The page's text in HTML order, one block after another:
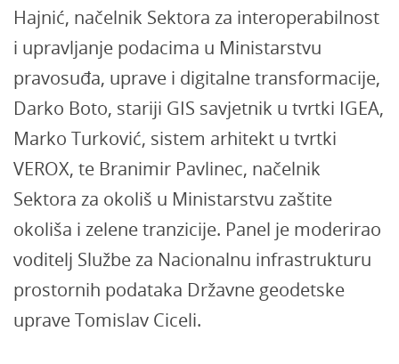
Hajnić, načelnik Sektora za interoperabilnost
i upravljanje podacima u Ministarstvu
pravosuđa, uprave i digitalne transformacije,
Darko Boto, stariji GIS savjetnik u tvrtki IGEA,
Marko Turković, sistem arhitekt u tvrtki
VEROX, te Branimir Pavlinec, načelnik
Sektora za okoliš u Ministarstvu zaštite
okoliša i zelene tranzicije. Panel je moderirao
voditelj Službe za Nacionalnu infrastrukturu
prostornih podataka Državne geodetske
uprave Tomislav Ciceli.